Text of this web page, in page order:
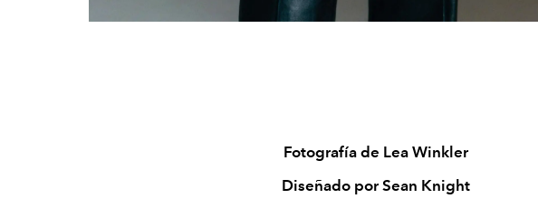
Fotografía de Lea Winkler
Diseñado por Sean Knight